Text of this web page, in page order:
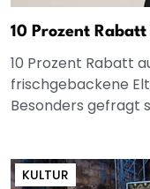
10 Prozent
10 Prozent Rabatt
frischgebackene
Besonders gefragt
KULTUR